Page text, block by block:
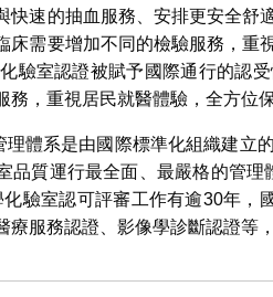
快速的抽血服務、安排更安全
床需要增加不同的檢驗服務，重
驗室認證被賦予國際通行的認
務，重視居民就醫體驗，全方位
理體系是由國際標準化組織建立
品質運行最全面、最嚴格的管
驗室認可評審工作有逾30年
療服務認證、影像學診斷認證等